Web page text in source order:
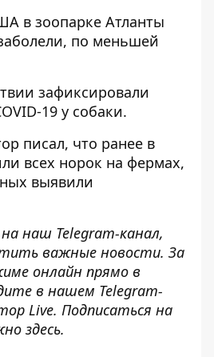
в зоопарке Атланты
по меньшей
зафиксировали
19 у собаки.
писал, что ранее в
всех норок на фермах,
выявили
на наш Telegram-канал,
важные новости. За
онлайн прямо в
в нашем Telegram-
Live. Подписаться на
здесь.